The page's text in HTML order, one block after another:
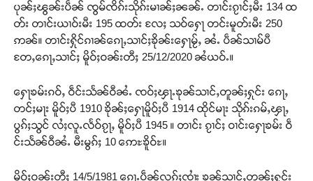
ပုၼ်ႈၽွၼ်းပဵၼ် ၸွမ်ၸိၵ်းသိုၵ်းမၢၼ်ႈၼၼ်ႉ တၢင်းၵႂၢင်ႈမီး 134 ထ
တ်း တၢင်းယၢဝ်းမီး 195 ထတ်း လႄႈ သဝ်ႁေႃ တင်းမူတ်းမီး 250
ဢၼ်။ တၢင်းႁိုင်ၵၢၼ်ၵေႃႇသၢင်ႈၶိုၼ်းႁေႃမႂ်ႇ ၼႆႉ ပဵၼ်သၢမ်ပီ
တႄႇၵေႃႇသၢင်ႈ မိူဝ်ႈဝၼ်းတီႈ 25/12/2020 ၼႆယဝ်ႉ။
ႁေႃၶမ်းၵဝ်ႇ ဝဵင်းသႅၼ်ဝီၼႆႉ ၸဝ်ႈၾႃႉၶုၼ်သၢင်ႇတူၼ်ႈႁုင်း ၵေႃႇ
တင်ႈမႃး မိူဝ်ႈပီ 1910 ၶိုၼ်ႈႁေႃမိူဝ်ႈပီ 1914 ထိုင်မႃး သိုၵ်းၵမ်ႇၾႃႇ
ပွၵ်ႈသွင် လႆႈလူႉလႅဝ်ၵႂႃႇ မိူဝ်ႈပီ 1945 ။ တၢင်း ၵႂၢင်ႈ ဝၢင်းႁေႃၶမ်း ဝဵ
င်းသႅၼ်ဝီၼႆႉ မီးမွၵ်ႈ 10 ဢေႊၶိူဝ်ႊ။
မိူဝ်ႈဝၼ်းတီႈ 14/5/1981 ၵေႃႉပဵၼ်လုၵ်ႈၸၢႆး ၶုၼ်သၢင်ႇတူၼ်ႈႁုင်း